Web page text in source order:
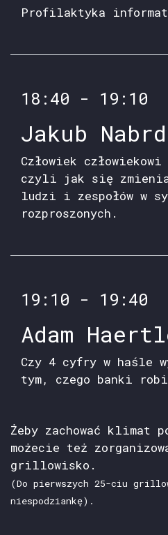
Profilaktyka
18:40 - 19:10
Jakub
Człowiek
czyli jak się
ludzi i zespołów w
rozproszonych.
19:10 - 19:40
Adam
Czy 4 cyfry w haśle
tym, czego banki
Żeby zachować klimat
możecie też
grillowisko.
(Do pierwszych 25-ciu
niespodziankę).